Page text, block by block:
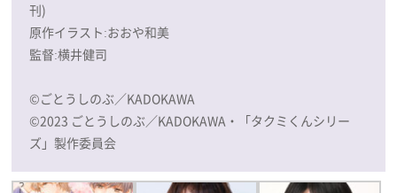
刊)
原作イラスト:おおや和美
監督:横井健司
©ごとうしのぶ／KADOKAWA
©2023 ごとうしのぶ／KADOKAWA・「タクミくんシリー
ズ」製作委員会